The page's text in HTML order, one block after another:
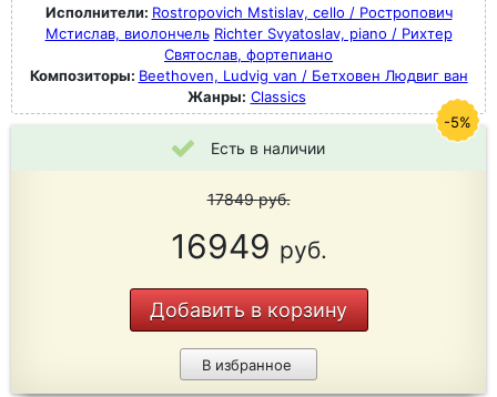
Исполнители: Rostropovich Mstislav, cello / Ростропович
Мстислав, виолончель Richter Svyatoslav, piano / Рихтер
Святослав, фортепиано
Композиторы: Beethoven, Ludvig van / Бетховен Людвиг ван
Жанры: Classics
Есть в наличии
17849руб.
16949 руб.
Добавить в корзину
В избранное
-5%